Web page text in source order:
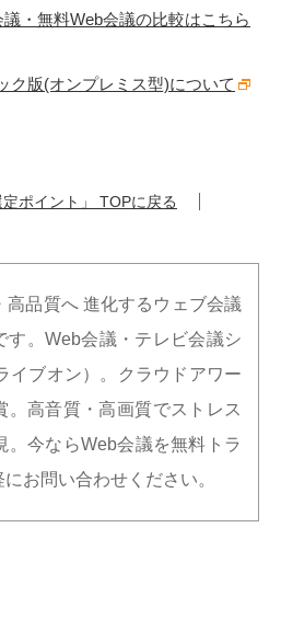
・無料Web会議の比較はこちら
ク版(オンプレミス型)について
定ポイント」 TOPに戻る
高品質へ 進化するウェブ会議
す。Web会議・テレビ会議シ
イブオン）。クラウドアワー
。高音質・高画質でストレス
。今ならWeb会議を無料トラ
お問い合わせください。